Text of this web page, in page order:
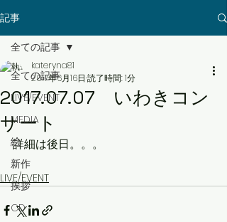
記事
全ての記事
LIVE/EVENT
MEDIA
絵
新作
挨拶
CD
全ての記事
2017.07.07 いわきコン
サート
kateryna81
2017年6月16日 読了時間: 1分
詳細は後日。。。
LIVE/EVENT